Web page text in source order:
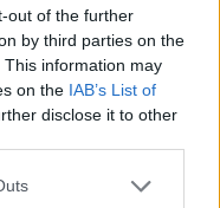
out of the further
by third parties on the
This information may
on the IAB’s List of
disclose it to other
töprengsz?
világából, vagy
az elektromosság és a